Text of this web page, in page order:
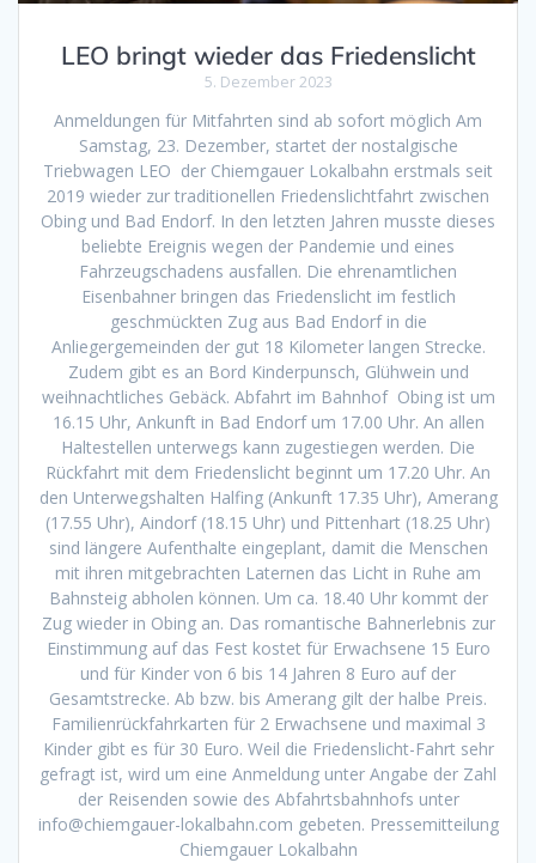
LEO bringt wieder das Friedenslicht
5. Dezember 2023
Anmeldungen für Mitfahrten sind ab sofort möglich Am
Samstag, 23. Dezember, startet der nostalgische
Triebwagen LEO der Chiemgauer Lokalbahn erstmals seit
2019 wieder zur traditionellen Friedenslichtfahrt zwischen
Obing und Bad Endorf. In den letzten Jahren musste dieses
beliebte Ereignis wegen der Pandemie und eines
Fahrzeugschadens ausfallen. Die ehrenamtlichen
Eisenbahner bringen das Friedenslicht im festlich
geschmückten Zug aus Bad Endorf in die
Anliegergemeinden der gut 18 Kilometer langen Strecke.
Zudem gibt es an Bord Kinderpunsch, Glühwein und
weihnachtliches Gebäck. Abfahrt im Bahnhof Obing ist um
16.15 Uhr, Ankunft in Bad Endorf um 17.00 Uhr. An allen
Haltestellen unterwegs kann zugestiegen werden. Die
Rückfahrt mit dem Friedenslicht beginnt um 17.20 Uhr. An
den Unterwegshalten Halfing (Ankunft 17.35 Uhr), Amerang
(17.55 Uhr), Aindorf (18.15 Uhr) und Pittenhart (18.25 Uhr)
sind längere Aufenthalte eingeplant, damit die Menschen
mit ihren mitgebrachten Laternen das Licht in Ruhe am
Bahnsteig abholen können. Um ca. 18.40 Uhr kommt der
Zug wieder in Obing an. Das romantische Bahnerlebnis zur
Einstimmung auf das Fest kostet für Erwachsene 15 Euro
und für Kinder von 6 bis 14 Jahren 8 Euro auf der
Gesamtstrecke. Ab bzw. bis Amerang gilt der halbe Preis.
Familienrückfahrkarten für 2 Erwachsene und maximal 3
Kinder gibt es für 30 Euro. Weil die Friedenslicht-Fahrt sehr
gefragt ist, wird um eine Anmeldung unter Angabe der Zahl
der Reisenden sowie des Abfahrtsbahnhofs unter
info@chiemgauer-lokalbahn.com gebeten. Pressemitteilung
Chiemgauer Lokalbahn